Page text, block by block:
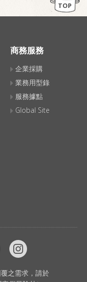
TOP
商務服務
企業採購
業務用型錄
服務據點
Global Site
之需求，請於